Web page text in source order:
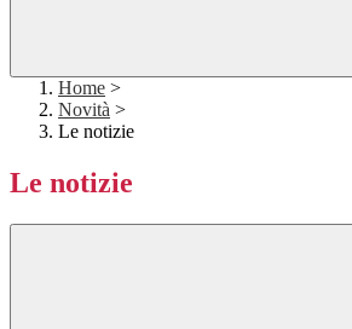
Home >
Novità >
Le notizie
Le notizie